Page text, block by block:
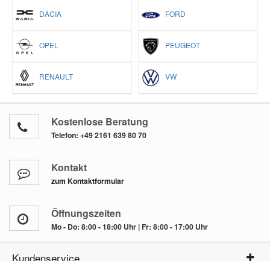
DACIA FORD
OPEL PEUGEOT
RENAULT VW
Kostenlose Beratung
Telefon: +49 2161 639 80 70
Kontakt
zum Kontaktformular
Öffnungszeiten
Mo - Do: 8:00 - 18:00 Uhr | Fr: 8:00 - 17:00 Uhr
Kundenservice